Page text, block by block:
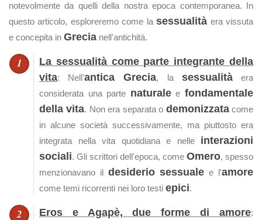
notevolmente da quelli della nostra epoca contemporanea. In
questo articolo, esploreremo come lasessualità era vissuta
e concepita in Grecia nell'antichità.
La sessualità come parte integrante della
vita: Nell'antica Grecia, la sessualitàera
considerata una parte naturaleefondamentale
della vita. Non era separata o demonizzatacome
in alcune società successivamente, ma piuttosto era
integrata nella vita quotidiana e nelle interazioni
sociali. Gli scrittori dell'epoca, come Omero, spesso
menzionavano il desiderio sessuale e l'amore
come temi ricorrenti nei loro testi epici.
Eros e Agapè, due forme di amore: